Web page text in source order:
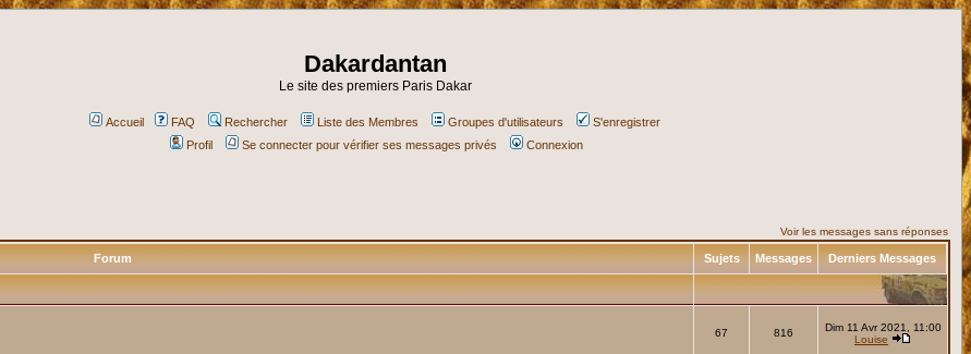
Dakardantan
Le site des premiers Paris Dakar
Accueil FAQ Rechercher Liste des Membres Groupes d'utilisateurs
S'enregistrer
Profil
Se connecter pour vérifier ses messages privés Connexion
Voir les messages sans réponses
Forum Sujets Messages Derniers Messages
67 816
Dim 11 Avr 2021, 11:00
Louise